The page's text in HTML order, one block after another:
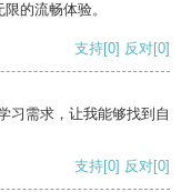
的流畅体验。
支持[0] 反对[0]
习需求，让我能够找到自
支持[0] 反对[0]